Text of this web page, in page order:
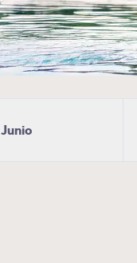
Junio